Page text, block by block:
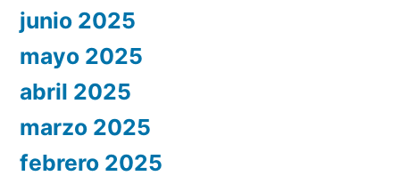
junio 2025
mayo 2025
abril 2025
marzo 2025
febrero 2025